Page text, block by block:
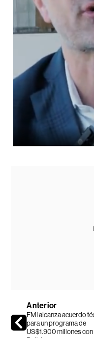
Anterior
FMI alcanza acuerdo
para un programa de
US$1.900 millones con